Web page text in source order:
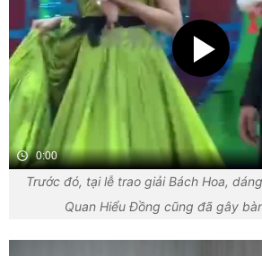
0:00
Trước đó, tại lễ trao giải Bách Hoa,
Quan Hiểu Đồng cũng đã gây